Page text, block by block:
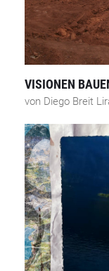
VISIONEN
von Diego Breit